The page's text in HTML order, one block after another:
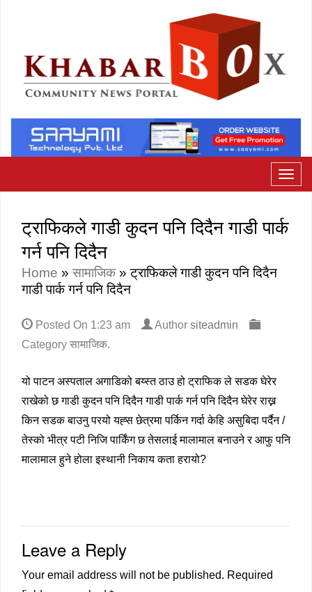
ट्राफिकले गाडी कुदन पनि दिदैन गाडी पार्क
गर्न पनि दिदैन
Home » सामाजिक»ट्राफिकले गाडी कुदन पनि दिदैन
गाडी पार्क गर्न पनि दिदैन
Posted On 1:23 am Author siteadmin
Category सामाजिक.
यो पाटन अस्पताल अगाडिको बय्स्त ठाउ हो ट्राफिक ले सडक घेरेर
राखेको छ गाडी कुदन पनि दिदैन गाडी पार्क गर्न पनि दिदैन घेरेर राख्न
किन सडक बाउनु परयो यह्स छेत्रमा पर्किन गर्दा केहि असुबिदा पर्दैन /
तेस्को भीत्र पटी निजि पार्किंग छ तेसलाई मालामाल बनाउने र आफु पनि
मालामाल हुने होला इस्थानी निकाय कता हरायो?
Leave a Reply
Your email address will not be published. Required